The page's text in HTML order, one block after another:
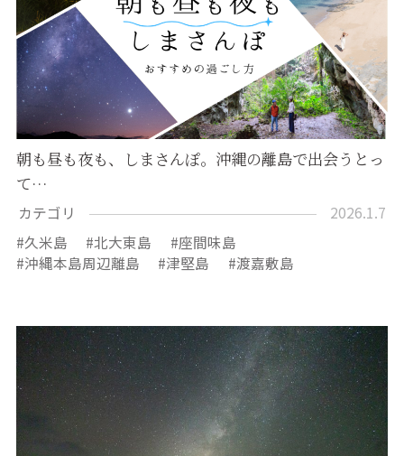
朝も昼も夜も、しまさんぽ。沖縄の離島で出会うとっ
て…
カテゴリ
2026.1.7
久米島
北大東島
座間味島
沖縄本島周辺離島
津堅島 渡嘉敷島